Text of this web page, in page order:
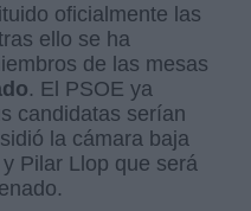
oficialmente las
ello se ha
de las mesas
. El PSOE ya
candidatas serían
la cámara baja
Pilar Llop que será